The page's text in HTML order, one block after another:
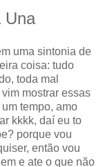
Una
uma sintonia de
coisa: tudo
toda mal
mostrar essas
tempo, amo
kkkk, daí eu to
porque vou
então vou
e ate o que não